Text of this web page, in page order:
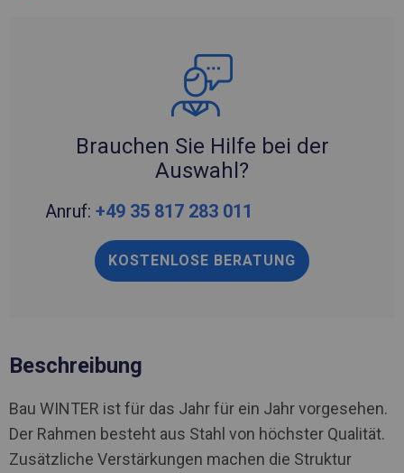
Brauchen Sie Hilfe bei der
Auswahl?
Anruf: +49 35 817 283 011
KOSTENLOSE BERATUNG
Beschreibung
Bau WINTER ist für das Jahr für ein Jahr vorgesehen.
Der Rahmen besteht aus Stahl von höchster Qualität.
Zusätzliche Verstärkungen machen die Struktur